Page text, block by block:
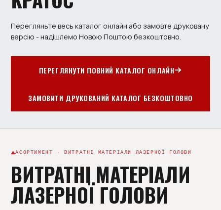
Перегляньте весь каталог онлайн або замовте друковану
версію - надішлемо Новою Поштою безкоштовно.
ПЕРЕГЛЯНУТИ ПОВНИЙ КАТАЛОГ ОНЛАЙН
ЗАМОВИТИ ДРУКОВАНИЙ КАТАЛОГ БЕЗКОШТОВНО
АСОРТИМЕНТ · ВИТРАТНІ МАТЕРІАЛИ ЛАЗЕРНОЇ ГОЛОВИ
ВИТРАТНІ МАТЕРІАЛИ
ЛАЗЕРНОЇ ГОЛОВИ